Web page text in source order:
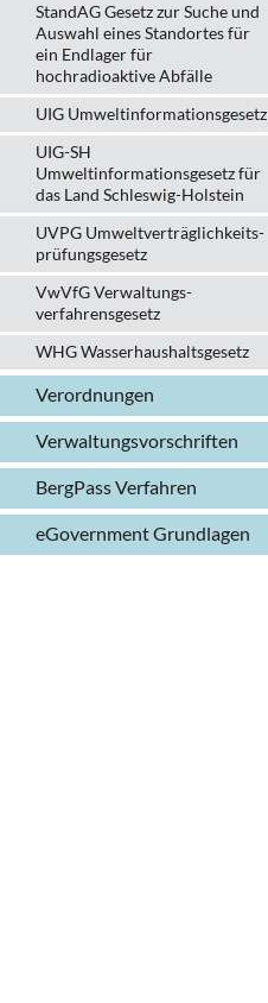
StandAG Gesetz zur Suche und
Auswahl eines Standortes für
ein Endlager für
hochradioaktive Abfälle
UIG Umweltinformationsgesetz
UIG-SH
Umweltinformationsgesetz für
das Land Schleswig-Holstein
UVPG Umweltverträglich­keits­
prüfungs­gesetz
VwVfG Verwaltungs­
verfahrens­gesetz
WHG Wasserhaushalts­gesetz
Verordnungen
Verwaltungs­vorschriften
BergPass Verfahren
eGovernment Grundlagen